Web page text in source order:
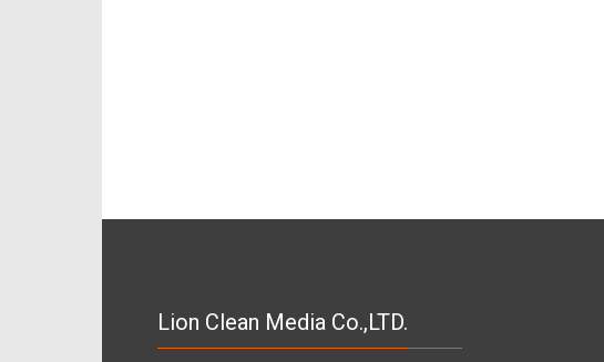
Lion Clean Media Co.,LTD.